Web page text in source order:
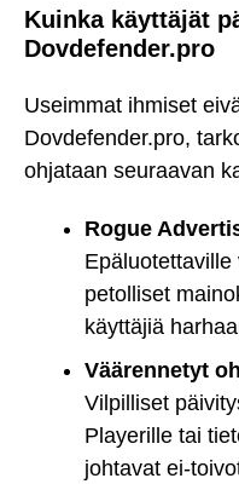
Kuinka käyttäjät
Dovdefender.pro
Useimmat ihmiset
Dovdefender.pro,
ohjataan seuraavan
Rogue
petolliset
käyttäjiä
Väärennetyt
Vilpilliset
Playerille tai
johtavat ei-